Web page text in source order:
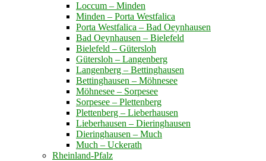
Loccum – Minden
Minden – Porta Westfalica
Porta Westfalica – Bad Oeynhausen
Bad Oeynhausen – Bielefeld
Bielefeld – Gütersloh
Gütersloh – Langenberg
Langenberg – Bettinghausen
Bettinghausen – Möhnesee
Möhnesee – Sorpesee
Sorpesee – Plettenberg
Plettenberg – Lieberhausen
Lieberhausen – Dieringhausen
Dieringhausen – Much
Much – Uckerath
Rheinland-Pfalz